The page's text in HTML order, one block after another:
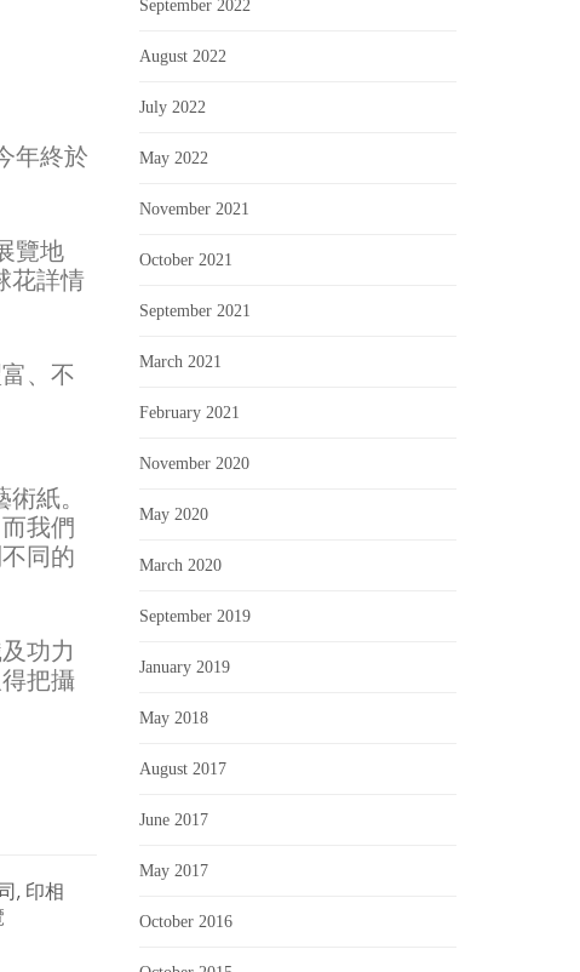
年終於
覽地
花詳情
、不
紙。
我們
同的
功力
把攝
, 印相
September 2022
August 2022
July 2022
May 2022
November 2021
October 2021
September 2021
March 2021
February 2021
November 2020
May 2020
March 2020
September 2019
January 2019
May 2018
August 2017
June 2017
May 2017
October 2016